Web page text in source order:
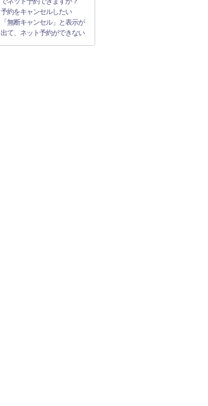
予約をキャンセルしたい
「無断キャンセル」と表示が
出て、ネット予約ができない